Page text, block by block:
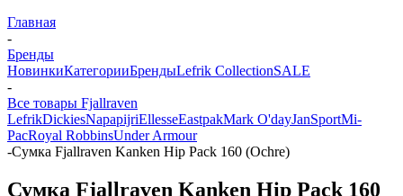
Главная
-
Бренды
НовинкиКатегорииБрендыLefrik CollectionSALE
-
Все товары Fjallraven
LefrikDickiesNapapijriEllesseEastpakMark O'dayJanSportMi-
PacRoyal RobbinsUnder Armour
-Сумка Fjallraven Kanken Hip Pack 160 (Ochre)
Сумка Fjallraven Kanken Hip Pack 160